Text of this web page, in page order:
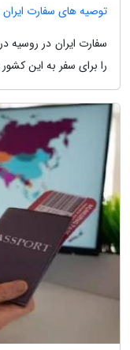
توصیه های سفارت
سفارت ایران در روسیه
را برای سفر به این